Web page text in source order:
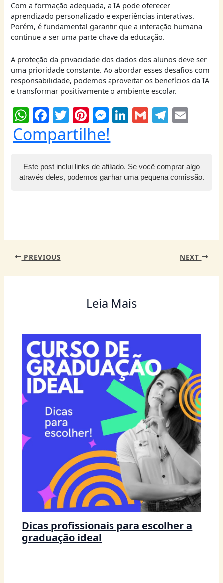
Com a formação adequada, a IA pode oferecer
aprendizado personalizado e experiências interativas.
Porém, é fundamental garantir que a interação humana
continue a ser uma parte chave da educação.
A proteção da privacidade dos dados dos alunos deve ser
uma prioridade constante. Ao abordar esses desafios com
responsabilidade, podemos aproveitar os benefícios da IA
e transformar positivamente o ambiente escolar.
W
h
at
s
A
F
a
c
e
b
T
w
itt
er
Pi
nt
er
e
st
M
ss
e
n
Li
e
dI
G
l
T
g
ra
l
Compartilhe!
Este post inclui links de afiliado. Se você comprar algo
através deles, podemos ganhar uma pequena comissão.
PREVIOUS NEXT
Leia Mais
Dicas profissionais para escolher a
graduação ideal